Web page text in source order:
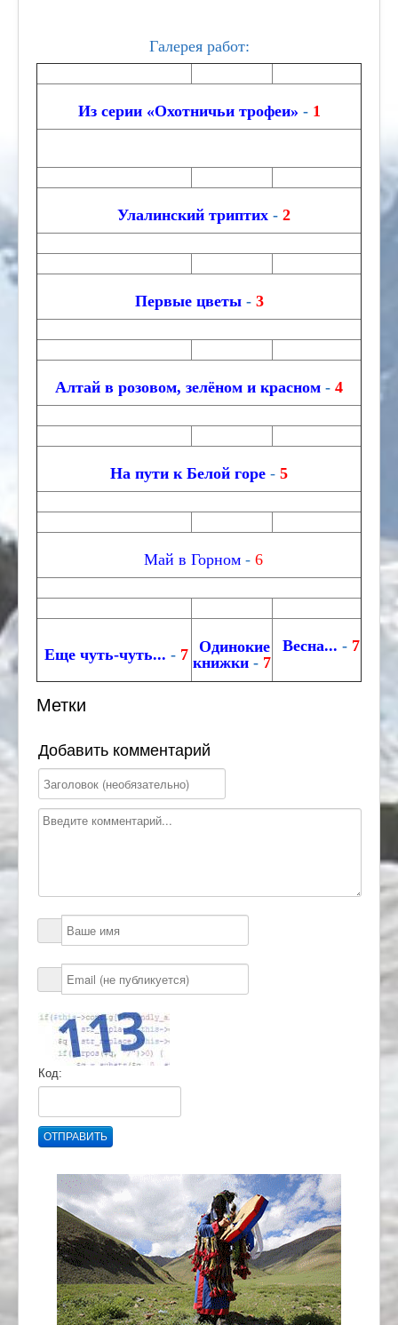
Галерея работ:
Из серии «Охотничьи трофеи» - 1
Улалинский триптих- 2
Первые цветы- 3
Алтай в розовом, зелёном и красном - 4
На пути к Белой горе - 5
Май в Горном - 6
Еще чуть-чуть... - 7 Одинокие
книжки - 7
Весна... - 7
Метки
Добавить комментарий
Код:
ОТПРАВИТЬ